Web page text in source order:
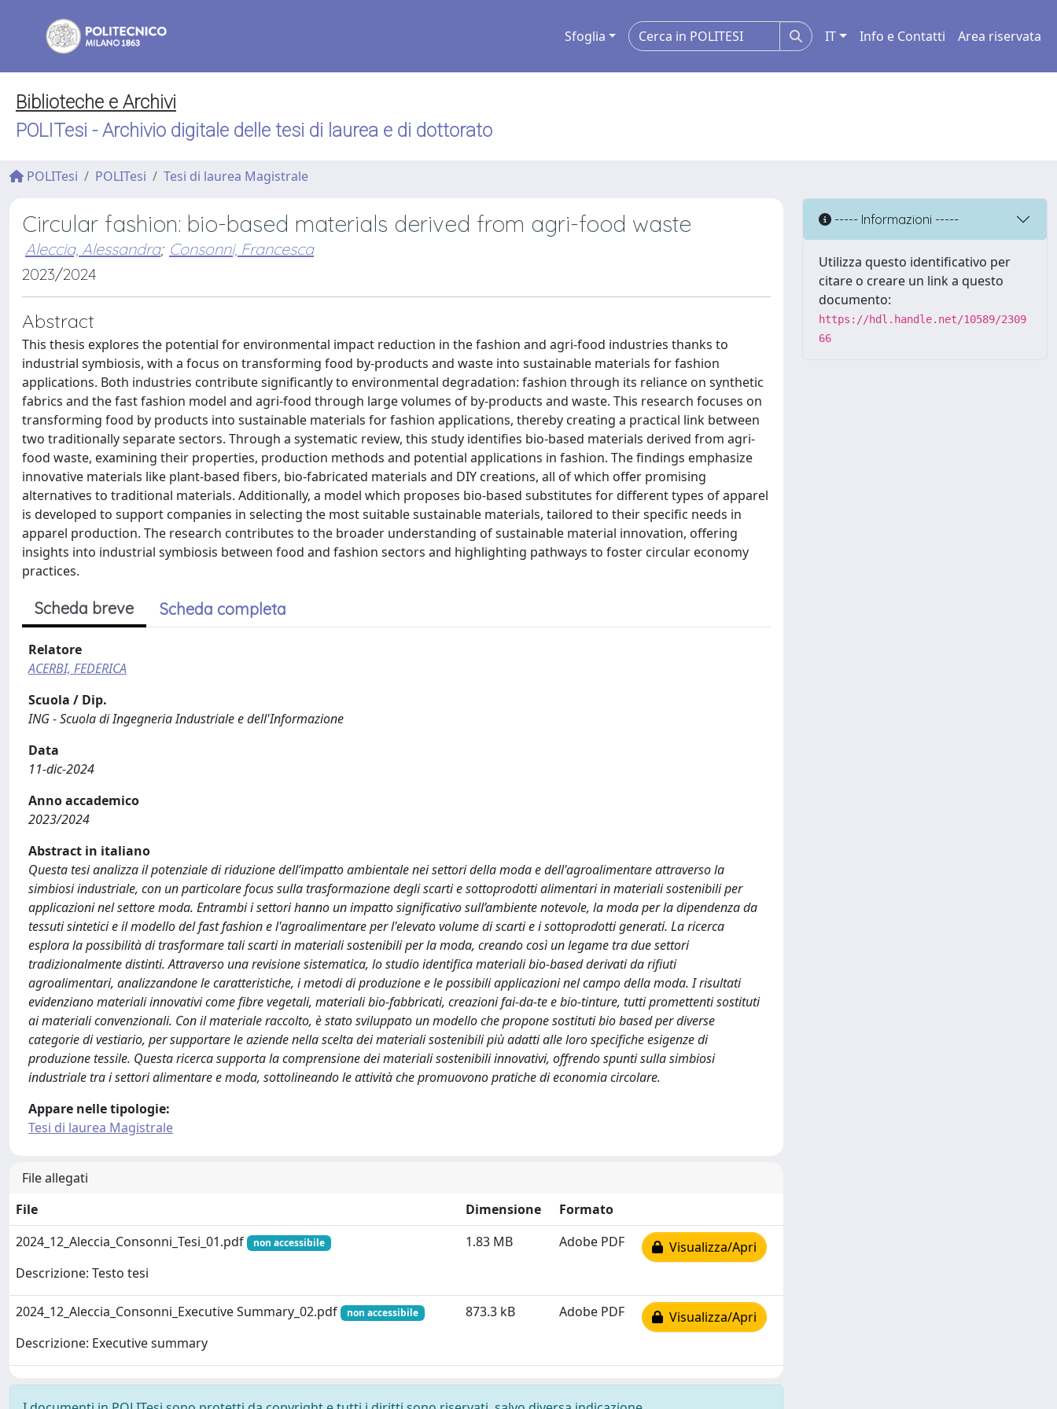
Sfoglia IT Info e Contatti Area riservata
Biblioteche e Archivi
POLITesi - Archivio digitale delle tesi di laurea e di dottorato
POLITesi POLITesi Tesi di laurea Magistrale
Circular fashion: bio-based materials derived from agri-food waste
Aleccia, Alessandra; Consonni, Francesca
2023/2024
Abstract
This thesis explores the potential for environmental impact reduction in the fashion and agri-food industries thanks to
industrial symbiosis, with a focus on transforming food by-products and waste into sustainable materials for fashion
applications. Both industries contribute significantly to environmental degradation: fashion through its reliance on synthetic
fabrics and the fast fashion model and agri-food through large volumes of by-products and waste. This research focuses on
transforming food by products into sustainable materials for fashion applications, thereby creating a practical link between
two traditionally separate sectors. Through a systematic review, this study identifies bio-based materials derived from agri-
food waste, examining their properties, production methods and potential applications in fashion. The findings emphasize
innovative materials like plant-based fibers, bio-fabricated materials and DIY creations, all of which offer promising
alternatives to traditional materials. Additionally, a model which proposes bio-based substitutes for different types of apparel
is developed to support companies in selecting the most suitable sustainable materials, tailored to their specific needs in
apparel production. The research contributes to the broader understanding of sustainable material innovation, offering
insights into industrial symbiosis between food and fashion sectors and highlighting pathways to foster circular economy
practices.
Scheda breve Scheda completa
Relatore
ACERBI, FEDERICA
Scuola / Dip.
ING - Scuola di Ingegneria Industriale e dell'Informazione
Data
11-dic-2024
Anno accademico
2023/2024
Abstract in italiano
Questa tesi analizza il potenziale di riduzione dell’impatto ambientale nei settori della moda e dell'agroalimentare attraverso la
simbiosi industriale, con un particolare focus sulla trasformazione degli scarti e sottoprodotti alimentari in materiali sostenibili per
applicazioni nel settore moda. Entrambi i settori hanno un impatto significativo sull’ambiente notevole, la moda per la dipendenza da
tessuti sintetici e il modello del fast fashion e l'agroalimentare per l'elevato volume di scarti e i sottoprodotti generati. La ricerca
esplora la possibilità di trasformare tali scarti in materiali sostenibili per la moda, creando così un legame tra due settori
tradizionalmente distinti. Attraverso una revisione sistematica, lo studio identifica materiali bio-based derivati da rifiuti
agroalimentari, analizzandone le caratteristiche, i metodi di produzione e le possibili applicazioni nel campo della moda. I risultati
evidenziano materiali innovativi come fibre vegetali, materiali bio-fabbricati, creazioni fai-da-te e bio-tinture, tutti promettenti sostituti
ai materiali convenzionali. Con il materiale raccolto, è stato sviluppato un modello che propone sostituti bio based per diverse
categorie di vestiario, per supportare le aziende nella scelta dei materiali sostenibili più adatti alle loro specifiche esigenze di
produzione tessile. Questa ricerca supporta la comprensione dei materiali sostenibili innovativi, offrendo spunti sulla simbiosi
industriale tra i settori alimentare e moda, sottolineando le attività che promuovono pratiche di economia circolare.
Appare nelle tipologie:
Tesi di laurea Magistrale
File allegati
File
Dimensione
Formato
2024_12_Aleccia_Consonni_Tesi_01.pdf
non accessibile
Descrizione: Testo tesi
1.83 MB Adobe PDF Visualizza/Apri
2024_12_Aleccia_Consonni_Executive Summary_02.pdf non accessibile
Descrizione: Executive summary
873.3 kB Adobe PDF Visualizza/Apri
----- Informazioni -----
Utilizza questo identificativo per
citare o creare un link a questo
documento:
https://hdl.handle.net/10589/2309
66